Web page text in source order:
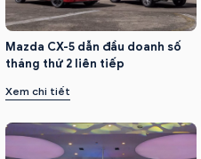
Mazda CX-5 dẫn đầu doanh số
tháng thứ 2 liên tiếp
Xem chi tiết